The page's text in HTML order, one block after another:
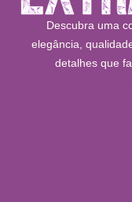
Descubra uma
elegância,
detalhes que